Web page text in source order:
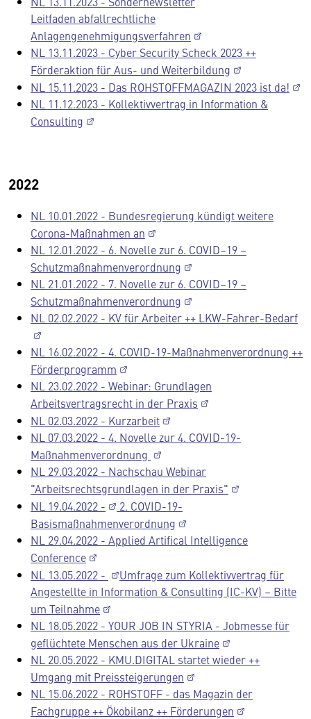
Leitfaden abfallrechtliche
Anlagengenehmigungsverfahren
NL 13.11.2023 - Cyber Security Scheck 2023 ++
Förderaktion für Aus- und Weiterbildung
NL 15.11.2023 - Das ROHSTOFFMAGAZIN 2023 ist da!
NL 11.12.2023 - Kollektivvertrag in Information &
Consulting
2022
NL 10.01.2022 - Bundesregierung kündigt weitere
Corona-Maßnahmen an
NL 12.01.2022 - 6. Novelle zur 6. COVID–19 –
Schutzmaßnahmenverordnung
NL 21.01.2022 - 7. Novelle zur 6. COVID–19 –
Schutzmaßnahmenverordnung
NL 02.02.2022 - KV für Arbeiter ++ LKW-Fahrer-Bedarf
NL 16.02.2022 - 4. COVID-19-Maßnahmenverordnung ++
Förderprogramm
NL 23.02.2022 - Webinar: Grundlagen
Arbeitsvertragsrecht in der Praxis
NL 02.03.2022 - Kurzarbeit
NL 07.03.2022 - 4. Novelle zur 4. COVID-19-
Maßnahmenverordnung
NL 29.03.2022 - Nachschau Webinar
"Arbeitsrechtsgrundlagen in der Praxis"
NL 19.04.2022 -
2. COVID-19-
Basismaßnahmenverordnung
NL 29.04.2022 - Applied Artifical Intelligence
Conference
NL 13.05.2022 -
Umfrage zum Kollektivvertrag für
Angestellte in Information & Consulting (IC-KV) – Bitte
um Teilnahme
NL 18.05.2022 - YOUR JOB IN STYRIA - Jobmesse für
geflüchtete Menschen aus der Ukraine
NL 20.05.2022 - KMU.DIGITAL startet wieder ++
Umgang mit Preissteigerungen
NL 15.06.2022 - ROHSTOFF - das Magazin der
Fachgruppe ++ Ökobilanz ++ Förderungen